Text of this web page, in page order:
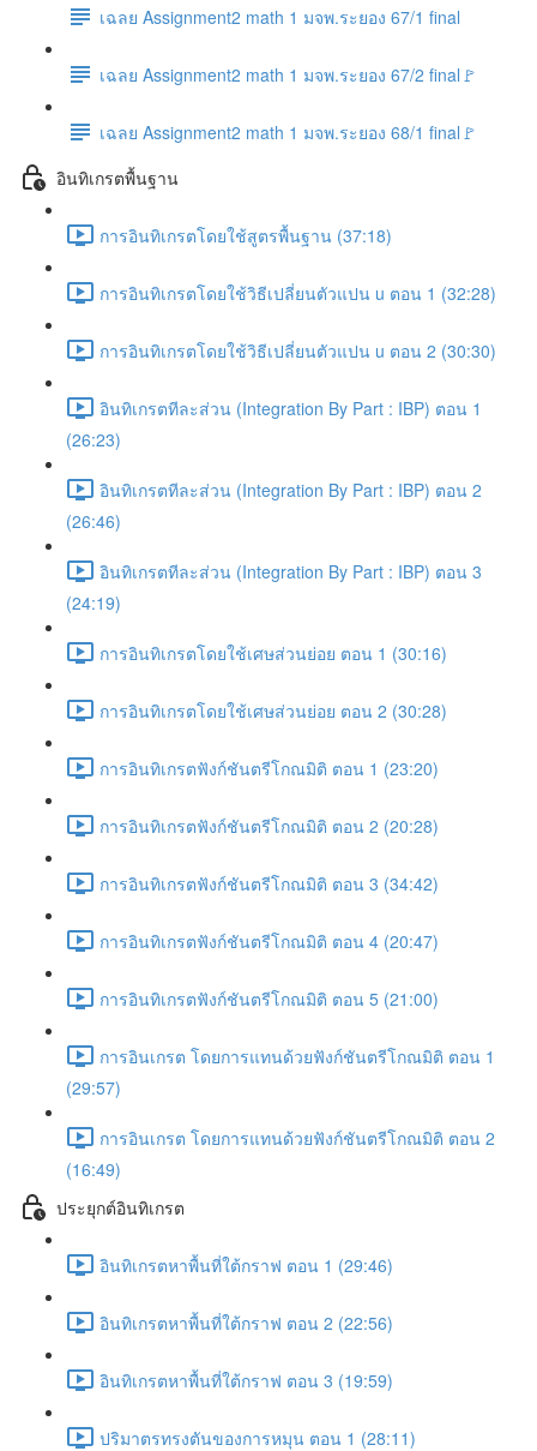
เฉลย Assignment2 math 1 มจพ.ระยอง 67/1 final
เฉลย Assignment2 math 1 มจพ.ระยอง 67/2 final🚩
เฉลย Assignment2 math 1 มจพ.ระยอง 68/1 final🚩
อินทิเกรตพื้นฐาน
การอินทิเกรตโดยใช้สูตรพื้นฐาน (37:18)
การอินทิเกรตโดยใช้วิธีเปลี่ยนตัวแปน u ตอน 1 (32:28)
การอินทิเกรตโดยใช้วิธีเปลี่ยนตัวแปน u ตอน 2 (30:30)
อินทิเกรตทีละส่วน (Integration By Part : IBP) ตอน 1
(26:23)
อินทิเกรตทีละส่วน (Integration By Part : IBP) ตอน 2
(26:46)
อินทิเกรตทีละส่วน (Integration By Part : IBP) ตอน 3
(24:19)
การอินทิเกรตโดยใช้เศษส่วนย่อย ตอน 1 (30:16)
การอินทิเกรตโดยใช้เศษส่วนย่อย ตอน 2 (30:28)
การอินทิเกรตฟังก์ชันตรีโกณมิติ ตอน 1 (23:20)
การอินทิเกรตฟังก์ชันตรีโกณมิติ ตอน 2 (20:28)
การอินทิเกรตฟังก์ชันตรีโกณมิติ ตอน 3 (34:42)
การอินทิเกรตฟังก์ชันตรีโกณมิติ ตอน 4 (20:47)
การอินทิเกรตฟังก์ชันตรีโกณมิติ ตอน 5 (21:00)
การอินเกรต โดยการแทนด้วยฟังก์ชันตรีโกณมิติ ตอน 1
(29:57)
การอินเกรต โดยการแทนด้วยฟังก์ชันตรีโกณมิติ ตอน 2
(16:49)
ประยุกต์อินทิเกรต
อินทิเกรตหาพื้นที่ใต้กราฟ ตอน 1 (29:46)
อินทิเกรตหาพื้นที่ใต้กราฟ ตอน 2 (22:56)
อินทิเกรตหาพื้นที่ใต้กราฟ ตอน 3 (19:59)
ปริมาตรทรงตันของการหมุน ตอน 1 (28:11)